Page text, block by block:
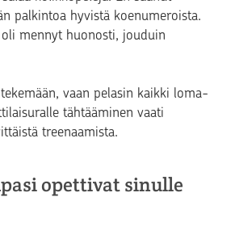
palkintoa hyvistä koenumeroista.
mennyt huonosti, jouduin
vaan pelasin kaikki loma-
tähtääminen vaati
treenaamista.
opettivat sinulle